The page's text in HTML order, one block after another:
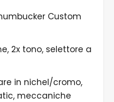
Custom
2x tono, selettore a
in nichel/cromo,
meccaniche